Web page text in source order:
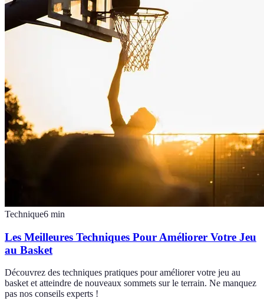
Technique6 min
Les Meilleures Techniques Pour Améliorer Votre Jeu
au Basket
Découvrez des techniques pratiques pour améliorer votre jeu au
basket et atteindre de nouveaux sommets sur le terrain. Ne manquez
pas nos conseils experts !